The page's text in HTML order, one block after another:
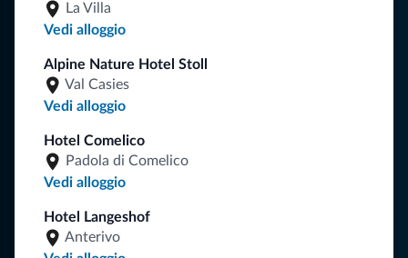
La Villa
Vedi alloggio
Alpine Nature Hotel Stoll
Val Casies
Vedi alloggio
Hotel Comelico
Padola di Comelico
Vedi alloggio
Hotel Langeshof
Anterivo
Riceverai informazioni, offerte esclusive e news per la tua